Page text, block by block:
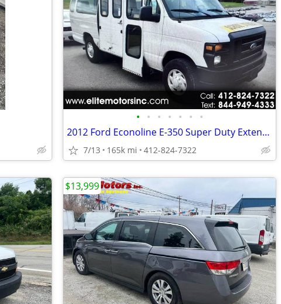
• • • • • • •
2012 Ford Econoline E-350 Super Duty Extended
7/13 165k mi 412-824-7322
$13,999